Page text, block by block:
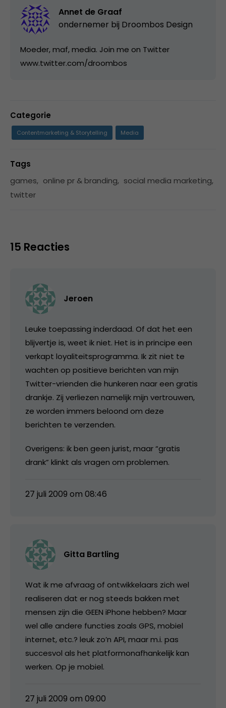
Annet de Graaf
ondernemer bij Droombos Design
Moeder, maf, media. Join me on Twitter
www.twitter.com/droombos
Categorie
Contentmarketing & Storytelling Media
Tags
games, online pr & branding, social media marketing,
twitter
15 Reacties
Jeroen
Leuke toepassing inderdaad. Of dat het een
blijvertje is, weet ik niet. Het is in principe een
verkapt loyaliteitsprogramma. Ik zit niet te
wachten op positieve berichten van mijn
Twitter-vrienden die hunkeren naar een gratis
drankje. Zij verliezen namelijk mijn vertrouwen,
ze worden immers beloond om deze
berichten te verzenden.
Overigens: ik ben geen jurist, maar “gratis
drank” klinkt als vragen om problemen.
27 juli 2009 om 08:46
Gitta Bartling
Wat ik me afvraag of ontwikkelaars zich wel
realiseren dat er nog steeds bakken met
mensen zijn die GEEN iPhone hebben? Maar
wel alle andere functies zoals GPS, mobiel
internet, etc.? leuk zo’n API, maar m.i. pas
succesvol als het platformonafhankelijk kan
werken. Op je mobiel.
27 juli 2009 om 09:00